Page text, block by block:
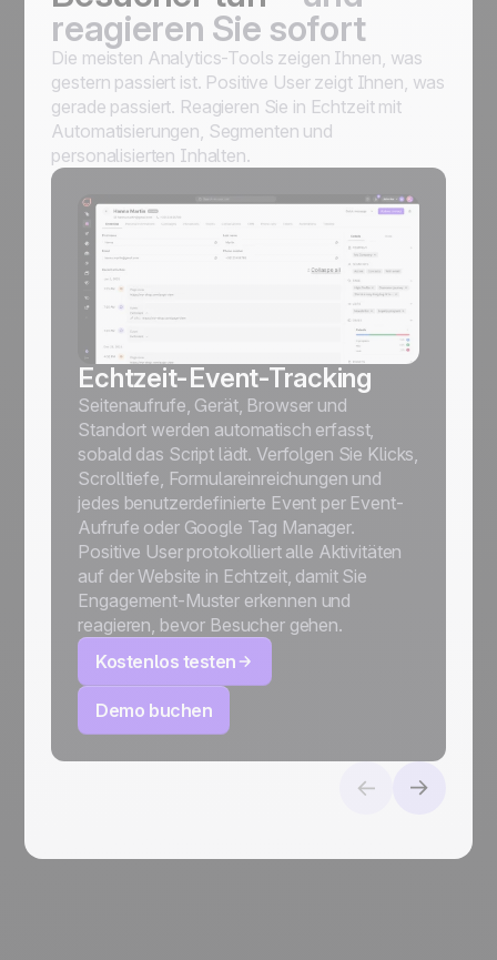
reagieren Sie sofort
Die meisten Analytics-Tools zeigen Ihnen, was
gestern passiert ist. Positive User zeigt Ihnen, was
gerade passiert. Reagieren Sie in Echtzeit mit
Automatisierungen, Segmenten und
personalisierten Inhalten.
Echtzeit-Event-Tracking
Seitenaufrufe, Gerät, Browser und
Standort werden automatisch erfasst,
sobald das Script lädt. Verfolgen Sie Klicks,
Scrolltiefe, Formulareinreichungen und
jedes benutzerdefinierte Event per Event-
Aufrufe oder Google Tag Manager.
Positive User protokolliert alle Aktivitäten
auf der Website in Echtzeit, damit Sie
Engagement-Muster erkennen und
reagieren, bevor Besucher gehen.
Kostenlos testen
Demo buchen